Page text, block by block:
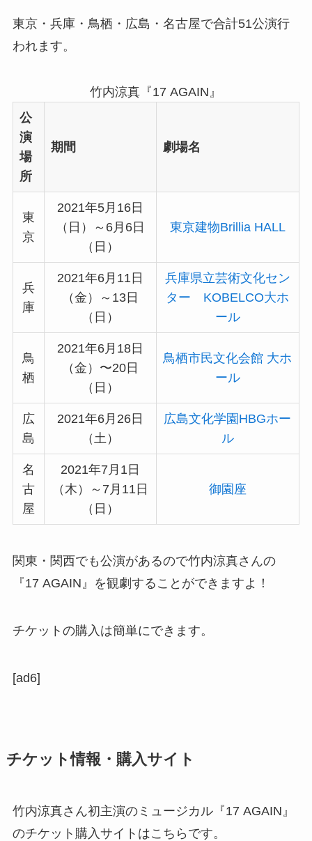
東京・兵庫・鳥栖・広島・名古屋で合計51公演行
われます。
竹内涼真『17 AGAIN』
公
演
場
所
期間 劇場名
東
京
2021年5月16日
（日）～6月6日
（日）
東京建物Brillia HALL
兵
庫
2021年6月11日
（金）～13日
（日）
兵庫県立芸術文化セン
ター KOBELCO大ホ
ール
鳥
栖
2021年6月18日
（金）〜20日
（日）
鳥栖市民文化会館 大ホ
ール
広
島
2021年6月26日
（土）
広島文化学園HBGホー
ル
名
古
屋
2021年7月1日
（木）～7月11日
（日）
御園座
関東・関西でも公演があるので竹内涼真さんの
『17 AGAIN』を観劇することができますよ！
チケットの購入は簡単にできます。
[ad6]
チケット情報・購入サイト
竹内涼真さん初主演のミュージカル『17 AGAIN』
のチケット購入サイトはこちらです。